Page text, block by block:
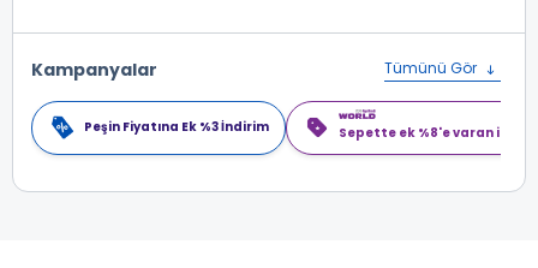
Kampanyalar Tümünü Gör
Peşin Fiyatına Ek %3 İndirim Sepette ek %8'e varan